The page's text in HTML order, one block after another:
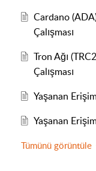
Cardano
Çalışması
Tron Ağı
Çalışması
Yaşanan
Yaşanan
Tümünü görüntüle